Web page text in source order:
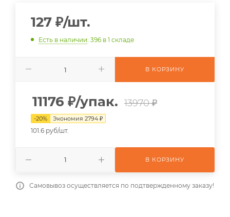
127 ₽/шт.
Есть в наличии: 396 в 1 складе
В КОРЗИНУ
11176 ₽/упак. 13970 ₽
-20% Экономия 2794 ₽
101.6 руб/шт.
В КОРЗИНУ
Самовывоз осуществляется по подтвержденному заказу!